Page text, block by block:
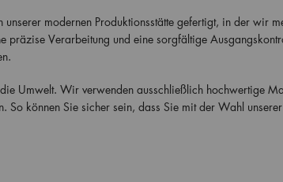
unserer modernen Produktionsstätte gefertigt, in der wir
präzise Verarbeitung und eine sorgfältige
Umwelt. Wir verwenden ausschließlich hochwertige
So können Sie sicher sein, dass Sie mit der Wahl